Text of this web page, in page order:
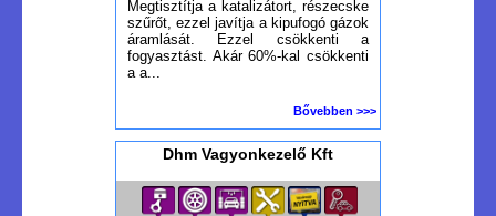
Megtisztítja a katalizátort, részecske
szűrőt, ezzel javítja a kipufogó gázok
áramlását. Ezzel csökkenti a
fogyasztást. Akár 60%-kal csökkenti
a a...
Bővebben >>>
Dhm Vagyonkezelő Kft